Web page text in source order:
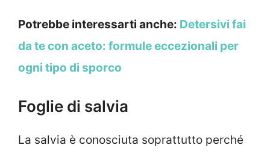
Potrebbe interessarti anche: Detersivi fai
da te con aceto: formule eccezionali per
ogni tipo di sporco
Foglie di salvia
La salvia è conosciuta soprattutto perché